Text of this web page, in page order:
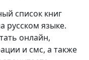
список книг
русском языке.
онлайн,
и смс, а также